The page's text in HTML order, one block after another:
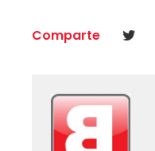
Comparte